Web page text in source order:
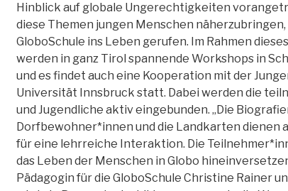
Hinblick auf globale Ungerechtigkeiten
diese Themen jungen Menschen näherzubringen,
GloboSchule ins Leben gerufen. Im Rahmen
werden in ganz Tirol spannende Workshops in
und es findet auch eine Kooperation mit der
Universität Innsbruck statt. Dabei werden die
und Jugendliche aktiv eingebunden. „Die
Dorfbewohner*innen und die Landkarten dienen
für eine lehrreiche Interaktion. Die
das Leben der Menschen in Globo
Pädagogin für die GloboSchule Christine Rainer